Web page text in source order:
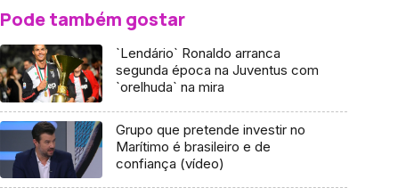
Pode também gostar
`Lendário` Ronaldo arranca
segunda época na Juventus com
`orelhuda` na mira
Grupo que pretende investir no
Marítimo é brasileiro e de
confiança (vídeo)